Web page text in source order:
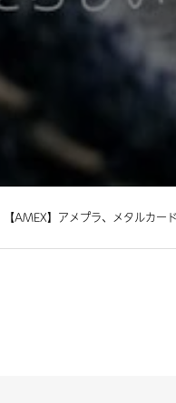
【AMEX】アメプラ、メタルカ